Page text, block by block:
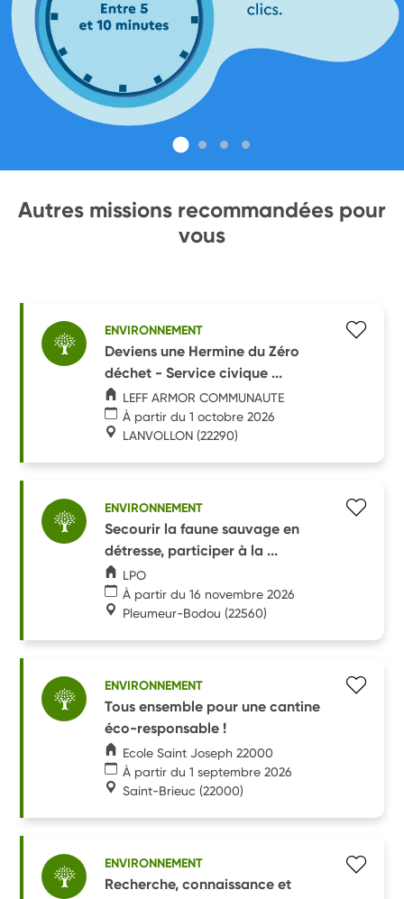
Autres missions recommandées pour
vous
ENVIRONNEMENT
Deviens une Hermine du Zéro
déchet - Service civique ...
LEFF ARMOR COMMUNAUTE
À partir du 1 octobre 2026
LANVOLLON (22290)
ENVIRONNEMENT
Secourir la faune sauvage en
détresse, participer à la ...
LPO
À partir du 16 novembre 2026
Pleumeur-Bodou (22560)
ENVIRONNEMENT
Tous ensemble pour une cantine
éco-responsable !
Ecole Saint Joseph 22000
À partir du 1 septembre 2026
Saint-Brieuc (22000)
ENVIRONNEMENT
Recherche, connaissance et